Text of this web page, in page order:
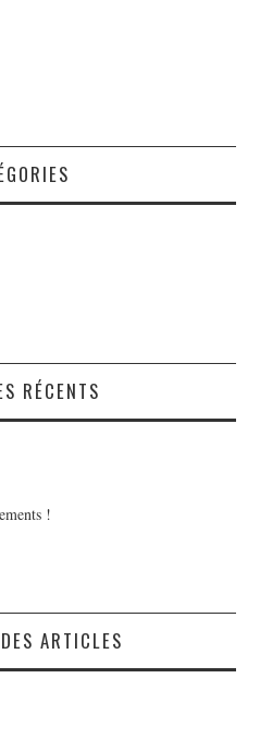
RÉCENTS
!
ARTICLES